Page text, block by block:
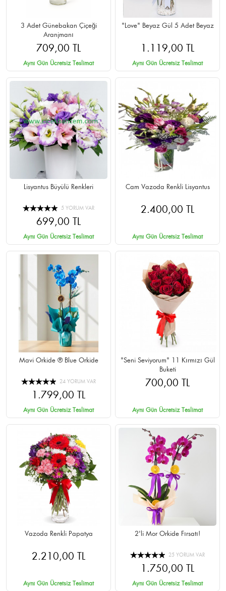
3 Adet Günebakan Çiçeği
Aranjmanı
709,00 TL
Aynı Gün Ücretsiz Teslimat
"Love" Beyaz Gül 5 Adet Beyaz
1.119,00 TL
Aynı Gün Ücretsiz Teslimat
Lisyantus Büyülü Renkleri
5 YORUM VAR
699,00 TL
Aynı Gün Ücretsiz Teslimat
Cam Vazoda Renkli Lisyantus
2.400,00 TL
Aynı Gün Ücretsiz Teslimat
Mavi Orkide ® Blue Orkide
24 YORUM VAR
1.799,00 TL
Aynı Gün Ücretsiz Teslimat
"Seni Seviyorum" 11 Kırmızı Gül
Buketi
700,00 TL
Aynı Gün Ücretsiz Teslimat
Vazoda Renkli Papatya
2.210,00 TL
Aynı Gün Ücretsiz Teslimat
2'li Mor Orkide Fırsatı!
25 YORUM VAR
1.750,00 TL
Aynı Gün Ücretsiz Teslimat